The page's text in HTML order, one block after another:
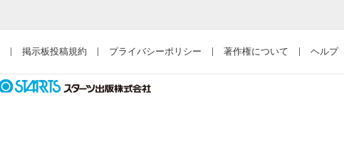
掲示板投稿規約 プライバシーポリシー 著作権について ヘルプ